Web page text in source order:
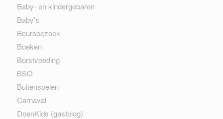
Baby- en kindergebaren
Baby's
Beursbezoek
Boeken
Borstvoeding
BSO
Buitenspelen
Carnaval
DoenKids (gastblog)